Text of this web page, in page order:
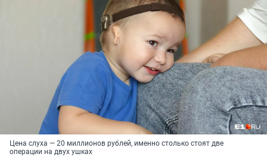
Цена слуха — 20 миллионов рублей, именно столько стоят две
операции на двух ушках